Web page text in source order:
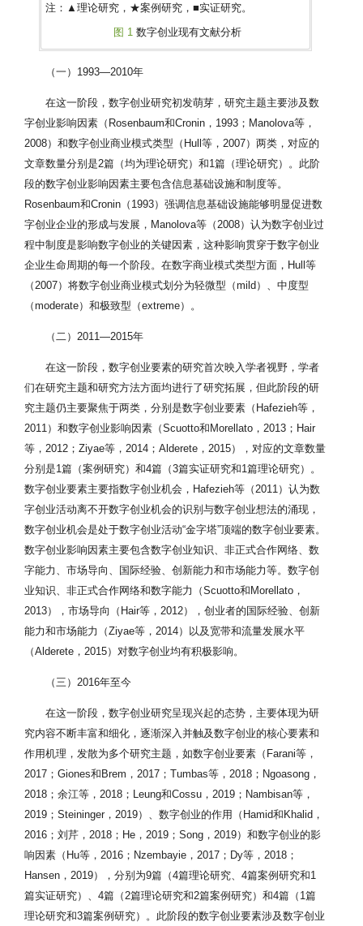
注：▲理论研究，★案例研究，■实证研究。
图 1 数字创业现有文献分析
（一）1993—2010年
在这一阶段，数字创业研究初发萌芽，研究主题主要涉及数
字创业影响因素（Rosenbaum和Cronin，1993；Manolova等，
2008）和数字创业商业模式类型（Hull等，2007）两类，对应的
文章数量分别是2篇（均为理论研究）和1篇（理论研究）。此阶
段的数字创业影响因素主要包含信息基础设施和制度等。
Rosenbaum和Cronin（1993）强调信息基础设施能够明显促进数
字创业企业的形成与发展，Manolova等（2008）认为数字创业过
程中制度是影响数字创业的关键因素，这种影响贯穿于数字创业
企业生命周期的每一个阶段。在数字商业模式类型方面，Hull等
（2007）将数字创业商业模式划分为轻微型（mild）、中度型
（moderate）和极致型（extreme）。
（二）2011—2015年
在这一阶段，数字创业要素的研究首次映入学者视野，学者
们在研究主题和研究方法方面均进行了研究拓展，但此阶段的研
究主题仍主要聚焦于两类，分别是数字创业要素（Hafezieh等，
2011）和数字创业影响因素（Scuotto和Morellato，2013；Hair
等，2012；Ziyae等，2014；Alderete，2015），对应的文章数量
分别是1篇（案例研究）和4篇（3篇实证研究和1篇理论研究）。
数字创业要素主要指数字创业机会，Hafezieh等（2011）认为数
字创业活动离不开数字创业机会的识别与数字创业想法的涌现，
数字创业机会是处于数字创业活动“金字塔”顶端的数字创业要素。
数字创业影响因素主要包含数字创业知识、非正式合作网络、数
字能力、市场导向、国际经验、创新能力和市场能力等。数字创
业知识、非正式合作网络和数字能力（Scuotto和Morellato，
2013），市场导向（Hair等，2012），创业者的国际经验、创新
能力和市场能力（Ziyae等，2014）以及宽带和流量发展水平
（Alderete，2015）对数字创业均有积极影响。
（三）2016年至今
在这一阶段，数字创业研究呈现兴起的态势，主要体现为研
究内容不断丰富和细化，逐渐深入并触及数字创业的核心要素和
作用机理，发散为多个研究主题，如数字创业要素（Farani等，
2017；Giones和Brem，2017；Tumbas等，2018；Ngoasong，
2018；余江等，2018；Leung和Cossu，2019；Nambisan等，
2019；Steininger，2019）、数字创业的作用（Hamid和Khalid，
2016；刘芹，2018；He，2019；Song，2019）和数字创业的影
响因素（Hu等，2016；Nzembayie，2017；Dy等，2018；
Hansen，2019），分别为9篇（4篇理论研究、4篇案例研究和1
篇实证研究）、4篇（2篇理论研究和2篇案例研究）和4篇（1篇
理论研究和3篇案例研究）。此阶段的数字创业要素涉及数字创业